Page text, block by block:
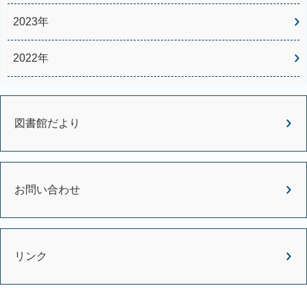
2023年
2022年
図書館だより
お問い合わせ
リンク